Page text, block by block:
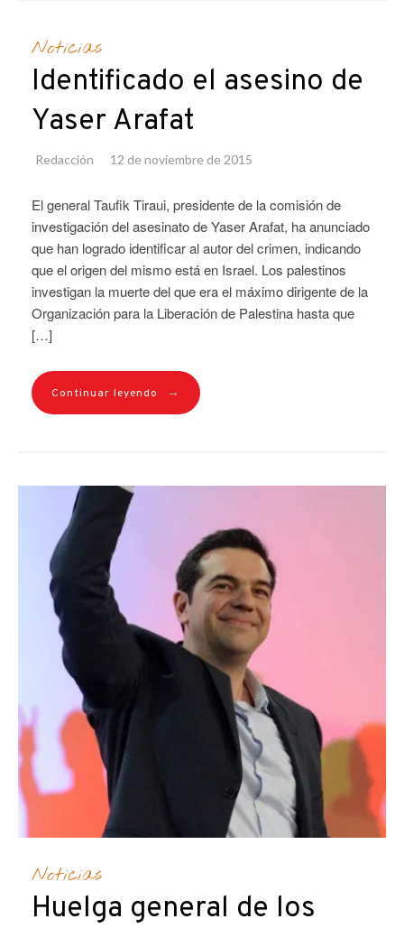
Noticias
Identificado el asesino de
Yaser Arafat
Redacción 12 de noviembre de 2015
El general Taufik Tiraui, presidente de la comisión de
investigación del asesinato de Yaser Arafat, ha anunciado
que han logrado identificar al autor del crimen, indicando
que el origen del mismo está en Israel. Los palestinos
investigan la muerte del que era el máximo dirigente de la
Organización para la Liberación de Palestina hasta que
[…]
Continuar leyendo →
Noticias
Huelga general de los